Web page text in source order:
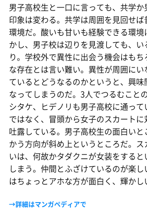
男子高校生と一口に言っても、共学か
印象は変わる。共学は周囲を見回せば
環境だ。酸いも甘いも経験できる環境
かし、男子校は辺りを見渡しても、
り。学校外で異性に出会う機会はも
な存在とは言い難い。異性が周囲にい
ているとどうなるのかというと、興味
なってしまうのだ。3人でつるむこと
シタケ、ヒデノリも男子高校に通っ
ではなく、冒頭から女子のスカートに
吐露している。男子高校生の面白い
かう方向が斜め上というところだ。
いは、何故かタダクニが女装をする
しまう。仲間とふざけているのが楽
はちょっとアホな方が面白く、輝かし
→詳細はマンガペディアで